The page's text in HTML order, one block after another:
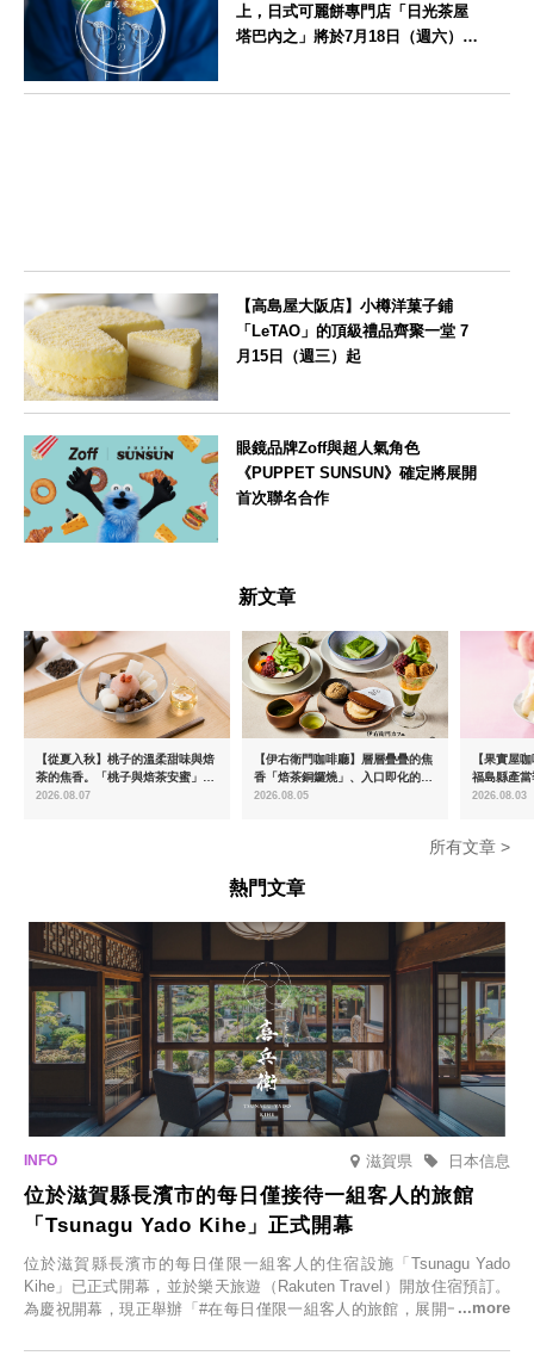
上，日式可麗餅專門店「日光茶屋
塔巴內之」將於7月18日（週六）開
【高島屋大阪店】小樽洋菓子鋪
「LeTAO」的頂級禮品齊聚一堂 7
月15日（週三）起
眼鏡品牌Zoff與超人氣角色
《PUPPET SUNSUN》確定將展開
首次聯名合作
新文章
【從夏入秋】桃子的溫柔甜味與焙
茶的焦香。「桃子與焙茶安蜜」將
於8月中旬起限時販售
2026.08.07
【伊右衛門咖啡廳】層層疊疊的焦
香「焙茶銅鑼燒」、入口即化的
「宇治抹茶提拉米蘇」全新登場
2026.08.05
【果實屋
福島縣產
2026.08.03
所有文章 >
熱門文章
滋賀県 日本信息
位於滋賀縣長濱市的每日僅接待一組客人的旅館
「Tsunagu Yado Kihe」正式開幕
位於滋賀縣長濱市的每日僅限一組客人的住宿設施「Tsunagu Yado
Kihe」已正式開幕，並於樂天旅遊（Rakuten Travel）開放住宿預訂。
為慶祝開幕，現正舉辦「#在每日僅限一組客人的旅館，展開一生一次
人的旅館，您才能在此與重要的人共度獨一無二的特別時光。